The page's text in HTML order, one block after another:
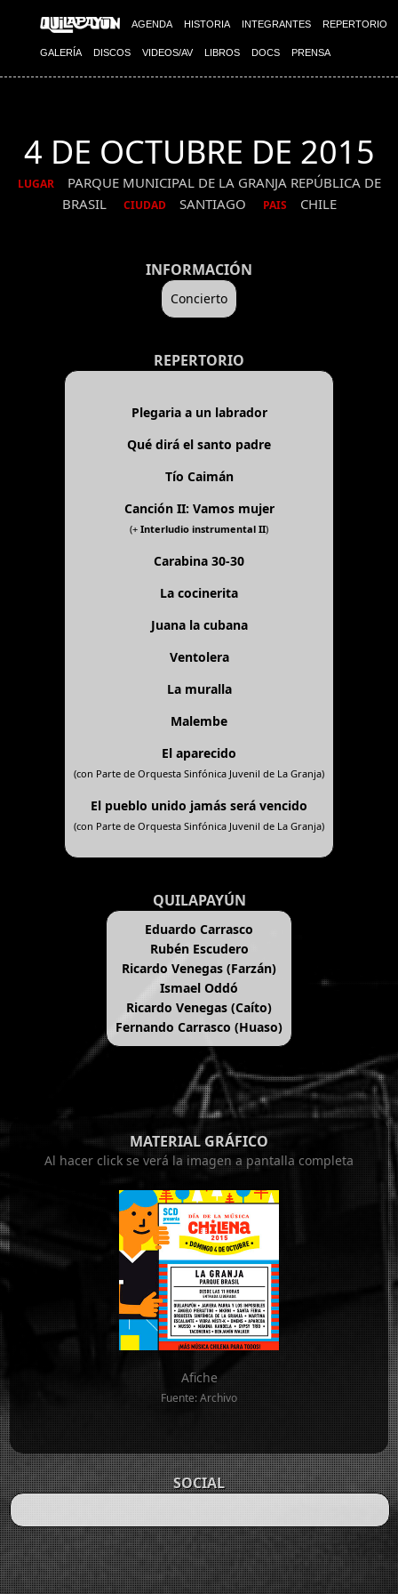
AGENDA HISTORIA INTEGRANTES REPERTORIO
GALERÍA DISCOS VIDEOS/AV LIBROS DOCS PRENSA
4 DE OCTUBRE DE 2015
LUGAR
PARQUE MUNICIPAL DE LA GRANJA REPÚBLICA DE
BRASIL
CIUDAD SANTIAGO PAIS CHILE
INFORMACIÓN
Concierto
REPERTORIO
Plegaria a un labrador
Qué dirá el santo padre
Tío Caimán
Canción II: Vamos mujer
(+ Interludio instrumental II)
Carabina 30-30
La cocinerita
Juana la cubana
Ventolera
La muralla
Malembe
El aparecido
(con Parte de Orquesta Sinfónica Juvenil de La Granja)
El pueblo unido jamás será vencido
(con Parte de Orquesta Sinfónica Juvenil de La Granja)
QUILAPAYÚN
Eduardo Carrasco
Rubén Escudero
Ricardo Venegas (Farzán)
Ismael Oddó
Ricardo Venegas (Caíto)
Fernando Carrasco (Huaso)
MATERIAL GRÁFICO
Al hacer click se verá la imagen a pantalla completa
Afiche
Fuente: Archivo
SOCIAL